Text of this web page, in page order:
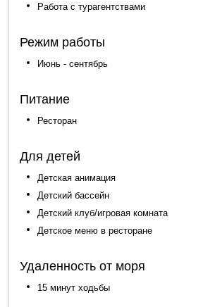
Работа с турагентствами
Режим работы
Июнь - сентябрь
Питание
Ресторан
Для детей
Детская анимация
Детский бассейн
Детский клуб/игровая комната
Детское меню в ресторане
Удаленность от моря
15 минут ходьбы